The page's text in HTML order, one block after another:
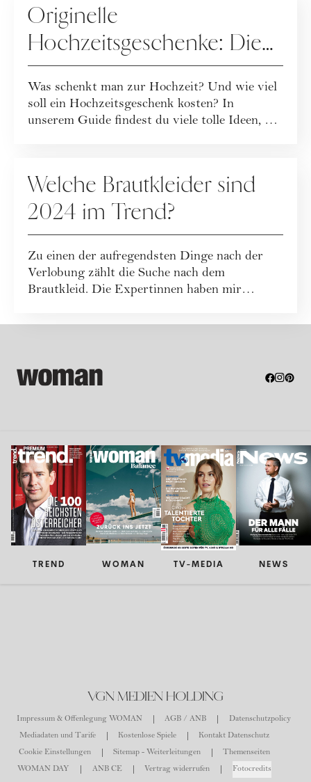
Originelle
Hochzeitsgeschenke: Die
besten Ideen
Was schenkt man zur Hochzeit? Und wie viel
soll ein Hochzeitsgeschenk kosten? In
unserem Guide findest du viele tolle Ideen, wie
Welche Brautkleider sind
2024 im Trend?
Zu einen der aufregendsten Dinge nach der
Verlobung zählt die Suche nach dem
Brautkleid. Die Expertinnen haben mir
TREND WOMAN TV-MEDIA NEWS
VGN MEDIEN HOLDING
Impressum & Offenlegung WOMAN AGB / ANB
Datenschutzpolicy
Mediadaten und Tarife
Kostenlose Spiele
Kontakt Datenschutz
Cookie Einstellungen
Sitemap - Weiterleitungen
Themenseiten
WOMAN DAY
ANB CE Vertrag widerrufen Fotocredits